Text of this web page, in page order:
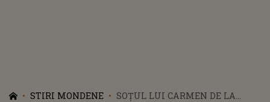
STIRI MONDENE
SOȚUL LUI CARMEN DE LA